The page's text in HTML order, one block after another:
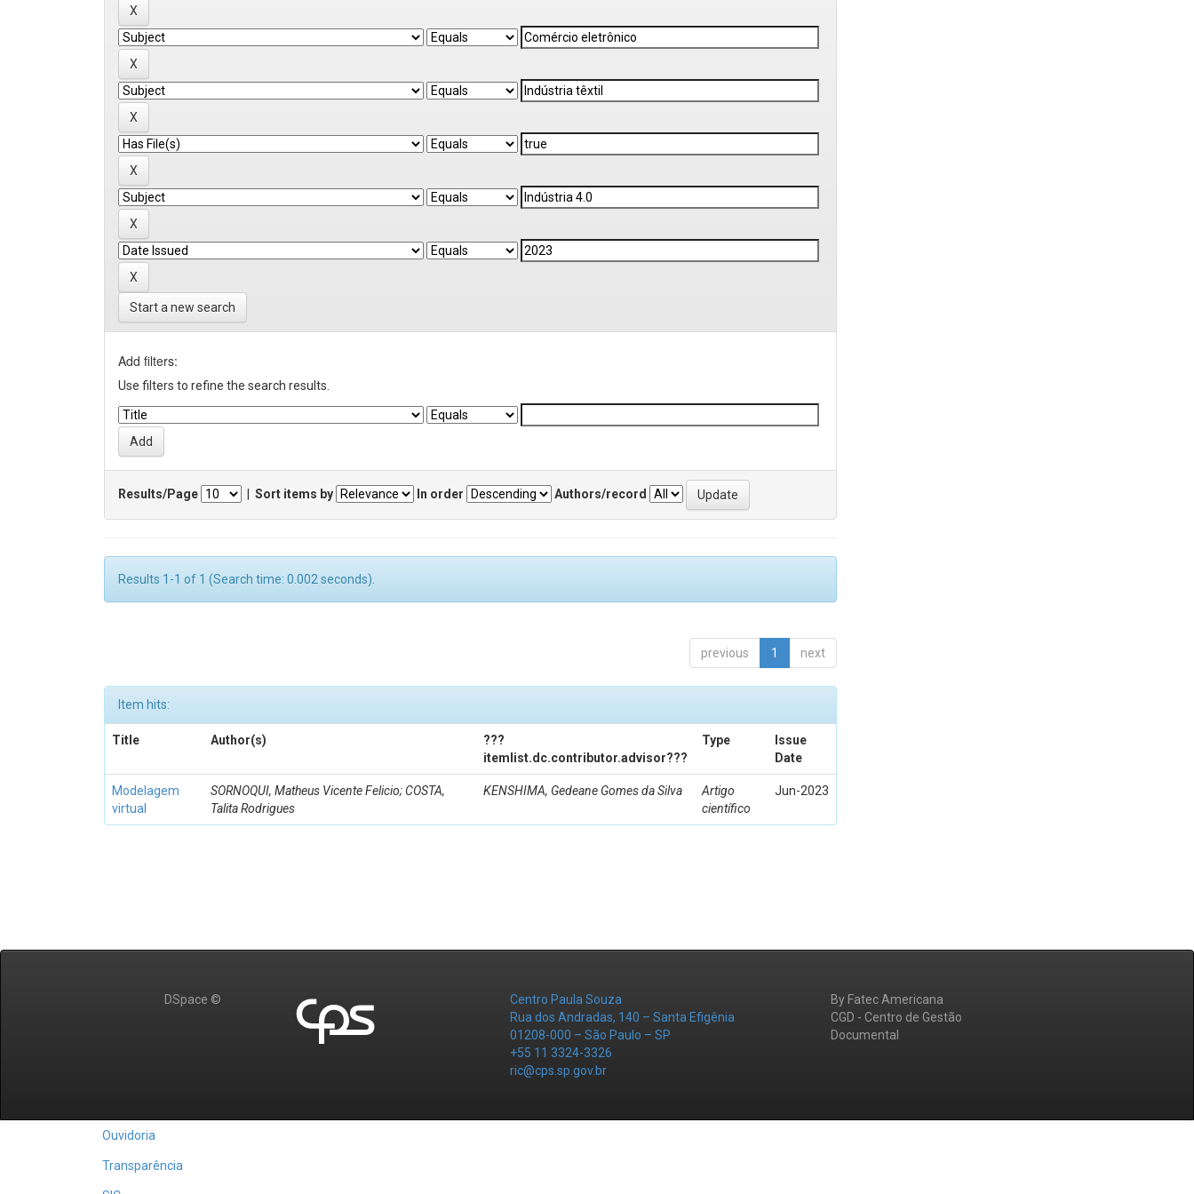
Start a new search
Add filters:
Use filters to refine the search results.
Results/Page Sort items by In order Authors/record
Results 1-1 of 1 (Search time: 0.002 seconds).
previous 1 next
Item hits:
Title Author(s)
???
itemlist.dc.contributor.advisor???
Type
Issue
Date
Modelagem
virtual
SORNOQUI, Matheus Vicente Felicio; COSTA,
Talita Rodrigues
KENSHIMA, Gedeane Gomes da Silva
Artigo
científico
Jun-2023
DSpace ©
Centro Paula Souza
Rua dos Andradas, 140 – Santa Efigênia
01208-000 – São Paulo – SP
+55 11 3324-3326
ric@cps.sp.gov.br
By Fatec Americana
CGD - Centro de Gestão
Documental
Ouvidoria
Transparência